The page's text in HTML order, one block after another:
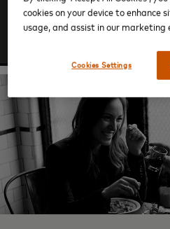
cookies on your device to enhance
usage, and assist in our
Cookies Settings